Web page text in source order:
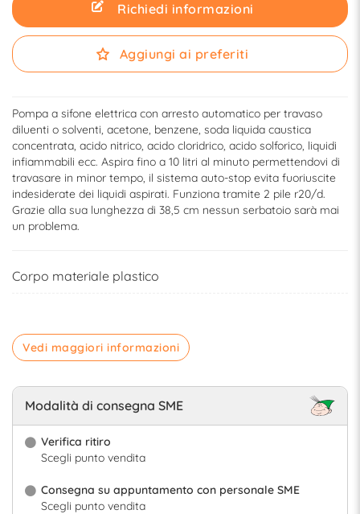
Richiedi informazioni
Aggiungi ai preferiti
Pompa a sifone elettrica con arresto automatico per travaso
diluenti o solventi, acetone, benzene, soda liquida caustica
concentrata, acido nitrico, acido cloridrico, acido solforico, liquidi
infiammabili ecc. Aspira fino a 10 litri al minuto permettendovi di
travasare in minor tempo, il sistema auto-stop evita fuoriuscite
indesiderate dei liquidi aspirati. Funziona tramite 2 pile r20/d.
Grazie alla sua lunghezza di 38,5 cm nessun serbatoio sarà mai
un problema.
Corpo materiale plastico
Vedi maggiori informazioni
Modalità di consegna SME
Verifica ritiro
Scegli punto vendita
Consegna su appuntamento con personale SME
Scegli punto vendita